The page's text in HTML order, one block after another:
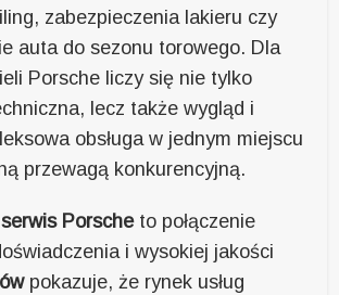
zabezpieczenia lakieru czy
auta do sezonu torowego. Dla
Porsche liczy się nie tylko
lecz także wygląd i
obsługa w jednym miejscu
przewagą konkurencyjną.
serwis Porscheto połączenie
i wysokiej jakości
pokazuje, że rynek usług